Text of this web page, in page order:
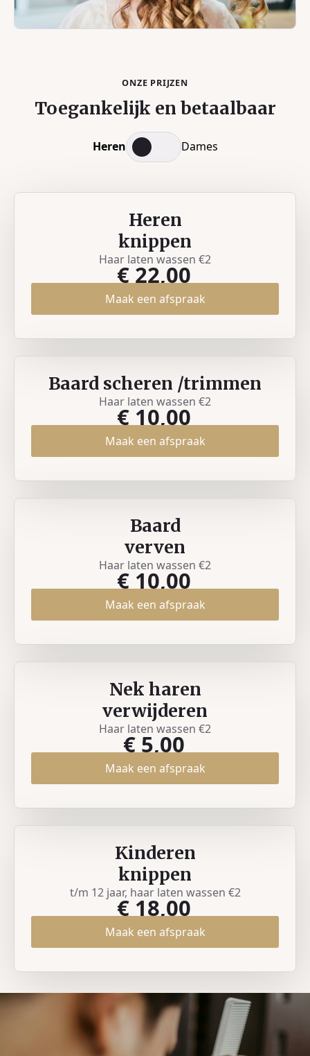
ONZE PRIJZEN
Toegankelijk en betaalbaar
Heren Dames
Heren
knippen
Haar laten wassen €2
€ 22,00
Maak een afspraak
Baard scheren /trimmen
Haar laten wassen €2
€ 10,00
Maak een afspraak
Baard
verven
Haar laten wassen €2
€ 10,00
Maak een afspraak
Nek haren
verwijderen
Haar laten wassen €2
€ 5,00
Maak een afspraak
Kinderen
knippen
t/m 12 jaar, haar laten wassen €2
€ 18,00
Maak een afspraak